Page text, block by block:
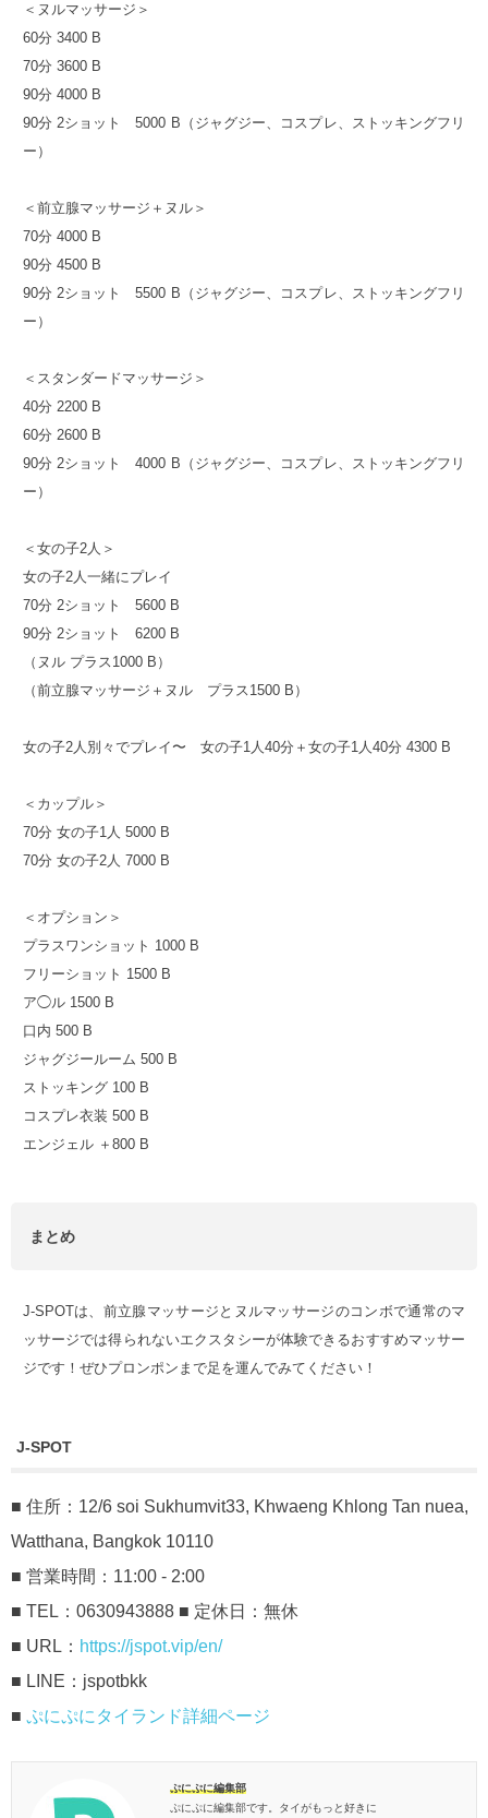
＜ヌルマッサージ＞
60分 3400 B
70分 3600 B
90分 4000 B
90分 2ショット 5000 B（ジャグジー、コスプレ、ストッキングフリ
ー）
＜前立腺マッサージ＋ヌル＞
70分 4000 B
90分 4500 B
90分 2ショット 5500 B（ジャグジー、コスプレ、ストッキングフリ
ー）
＜スタンダードマッサージ＞
40分 2200 B
60分 2600 B
90分 2ショット 4000 B（ジャグジー、コスプレ、ストッキングフリ
ー）
＜女の子2人＞
女の子2人一緒にプレイ
70分 2ショット 5600 B
90分 2ショット 6200 B
（ヌル プラス1000 B）
（前立腺マッサージ＋ヌル プラス1500 B）
女の子2人別々でプレイ〜 女の子1人40分＋女の子1人40分 4300 B
＜カップル＞
70分 女の子1人 5000 B
70分 女の子2人 7000 B
＜オプション＞
プラスワンショット 1000 B
フリーショット 1500 B
ア◯ル 1500 B
口内 500 B
ジャグジールーム 500 B
ストッキング 100 B
コスプレ衣装 500 B
エンジェル ＋800 B
まとめ
J-SPOTは、前立腺マッサージとヌルマッサージのコンボで通常のマ
ッサージでは得られないエクスタシーが体験できるおすすめマッサー
ジです！ぜひプロンポンまで足を運んでみてください！
J-SPOT
■ 住所：12/6 soi Sukhumvit33, Khwaeng Khlong Tan nuea,
Watthana, Bangkok 10110
■ 営業時間：11:00 - 2:00
■ TEL：0630943888 ■ 定休日：無休
■ URL： https://jspot.vip/en/
■ LINE：jspotbkk
■ ぷにぷにタイランド詳細ページ
ぷにぷに編集部
ぷにぷに編集部です。タイがもっと好きに